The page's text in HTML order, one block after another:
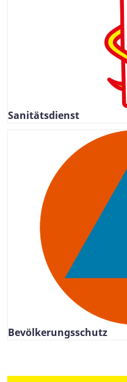
Sanitätsdienst
Bevölkerungsschutz